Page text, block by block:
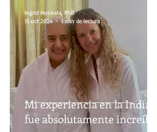
Mi experiencia en la India
fue absolutamente increíble.
Ingrid Honkala, PhD
15 oct 2024
1 min de lectura